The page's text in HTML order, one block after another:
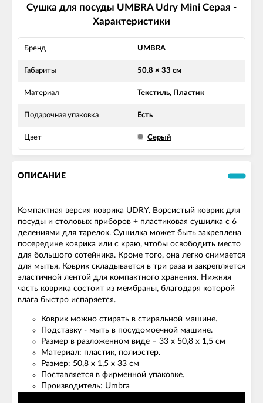
Сушка для посуды UMBRA Udry Mini Серая -
Характеристики
Бренд UMBRA
Габариты 50.8 × 33 см
Материал Текстиль, Пластик
Подарочная упаковка Есть
Цвет Серый
ОПИСАНИЕ
Компактная версия коврика UDRY. Ворсистый коврик для
посуды и столовых приборов + пластиковая сушилка с 6
делениями для тарелок. Сушилка может быть закреплена
посередине коврика или с краю, чтобы освободить место
для большого сотейника. Кроме того, она легко снимается
для мытья. Коврик складывается в три раза и закрепляется
эластичной лентой для компактного хранения. Нижняя
часть коврика состоит из мембраны, благодаря которой
влага быстро испаряется.
Коврик можно стирать в стиральной машине.
Подставку - мыть в посудомоечной машине.
Размер в разложенном виде – 33 х 50,8 х 1,5 см
Материал: пластик, полиэстер.
Размер: 50,8 х 1,5 х 33 см
Поставляется в фирменной упаковке.
Производитель: Umbra